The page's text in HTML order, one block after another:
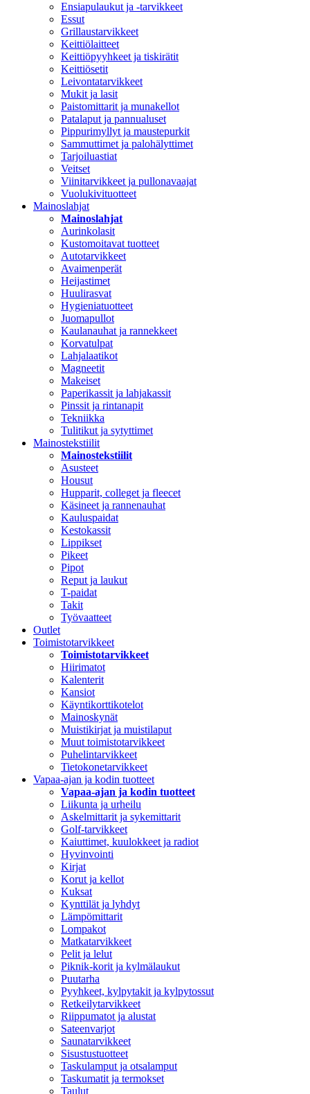
Ensiapulaukut ja -tarvikkeet
Essut
Grillaustarvikkeet
Keittiölaitteet
Keittiöpyyhkeet ja tiskirätit
Keittiösetit
Leivontatarvikkeet
Mukit ja lasit
Paistomittarit ja munakellot
Patalaput ja pannualuset
Pippurimyllyt ja maustepurkit
Sammuttimet ja palohälyttimet
Tarjoiluastiat
Veitset
Viinitarvikkeet ja pullonavaajat
Vuolukivituotteet
Mainoslahjat
Mainoslahjat
Aurinkolasit
Kustomoitavat tuotteet
Autotarvikkeet
Avaimenperät
Heijastimet
Huulirasvat
Hygieniatuotteet
Juomapullot
Kaulanauhat ja rannekkeet
Korvatulpat
Lahjalaatikot
Magneetit
Makeiset
Paperikassit ja lahjakassit
Pinssit ja rintanapit
Tekniikka
Tulitikut ja sytyttimet
Mainostekstiilit
Mainostekstiilit
Asusteet
Housut
Hupparit, colleget ja fleecet
Käsineet ja rannenauhat
Kauluspaidat
Kestokassit
Lippikset
Pikeet
Pipot
Reput ja laukut
T-paidat
Takit
Työvaatteet
Outlet
Toimistotarvikkeet
Toimistotarvikkeet
Hiirimatot
Kalenterit
Kansiot
Käyntikorttikotelot
Mainoskynät
Muistikirjat ja muistilaput
Muut toimistotarvikkeet
Puhelintarvikkeet
Tietokonetarvikkeet
Vapaa-ajan ja kodin tuotteet
Vapaa-ajan ja kodin tuotteet
Liikunta ja urheilu
Askelmittarit ja sykemittarit
Golf-tarvikkeet
Kaiuttimet, kuulokkeet ja radiot
Hyvinvointi
Kirjat
Korut ja kellot
Kuksat
Kynttilät ja lyhdyt
Lämpömittarit
Lompakot
Matkatarvikkeet
Pelit ja lelut
Piknik-korit ja kylmälaukut
Puutarha
Pyyhkeet, kylpytakit ja kylpytossut
Retkeilytarvikkeet
Riippumatot ja alustat
Sateenvarjot
Saunatarvikkeet
Sisustustuotteet
Taskulamput ja otsalamput
Taskumatit ja termokset
Taulut